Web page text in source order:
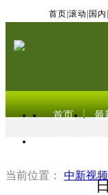
首页 滚动 国内
首页 最
当前位置： 中新视频